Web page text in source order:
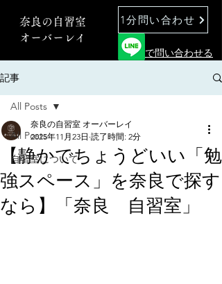
奈良の自習室
オーバーレイ
1分問い合わせ
で問い合わせる
記事
All Posts
自習室について
All Posts
【静かでちょうどいい「勉
強スペース」を奈良で探す
なら】「奈良 自習室」
奈良の自習室 オーバーレイ
2025年11月23日 読了時間: 2分